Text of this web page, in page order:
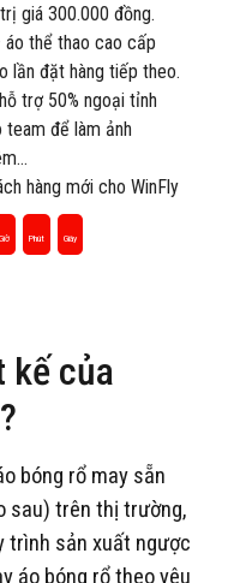
giá 300.000 đồng.
thể thao cao cấp
lần đặt hàng tiếp theo.
trợ 50% ngoại tỉnh
để làm ảnh
hàng mới cho WinFly
Giờ Phút Giây
kế của
bóng rổ may sẵn
sau) trên thị trường,
trình sản xuất ngược
áo bóng rổ theo yêu